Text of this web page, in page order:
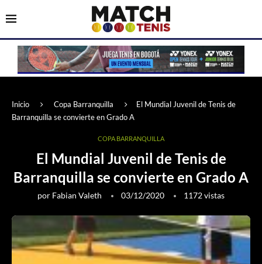
Inicio Copa Barranquilla
El Mundial Juvenil de Tenis de
Barranquilla se convierte en Grado A
COPA BARRANQUILLA
El Mundial Juvenil de Tenis de
Barranquilla se convierte en Grado A
por Fabian Valeth 03/12/2020 1172vistas